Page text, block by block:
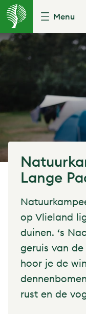
Menu
Lange
op Vlieland
duinen. ‘s
geruis van
hoor je de
rust en de